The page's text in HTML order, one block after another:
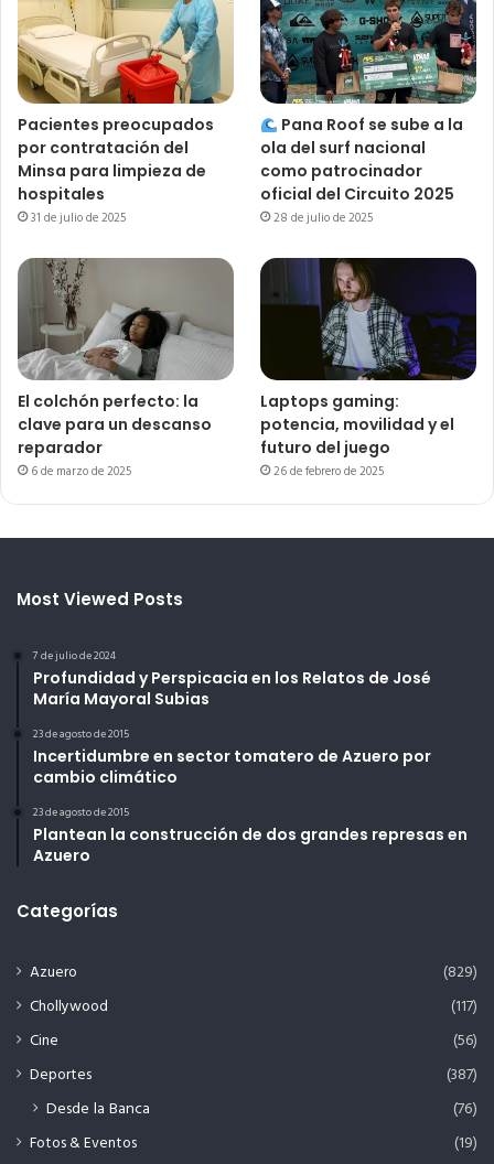
Pacientes preocupados
por contratación del
Minsa para limpieza de
hospitales
31 de julio de 2025
Pana Roof se sube a la
ola del surf nacional
como patrocinador
oficial del Circuito 2025
28 de julio de 2025
El colchón perfecto: la
clave para un descanso
reparador
6 de marzo de 2025
Laptops gaming:
potencia, movilidad y el
futuro del juego
26 de febrero de 2025
Most Viewed Posts
7 de julio de 2024
Profundidad y Perspicacia en los Relatos de José
María Mayoral Subias
23 de agosto de 2015
Incertidumbre en sector tomatero de Azuero por
cambio climático
23 de agosto de 2015
Plantean la construcción de dos grandes represas en
Azuero
Categorías
Azuero
(829)
Chollywood
(117)
Cine
(56)
Deportes
(387)
Desde la Banca (76)
Fotos & Eventos
(19)